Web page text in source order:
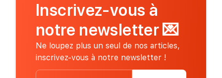
Inscrivez-vous à
notre newsletter 💌
Ne loupez plus un seul de nos articles,
inscrivez-vous à notre newsletter !